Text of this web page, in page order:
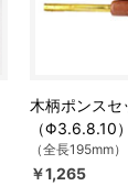
木柄ポンスセ
（Φ3.6.8.10）
（全長195mm）
￥1,265